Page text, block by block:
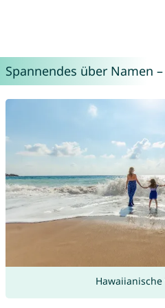
Spannendes über Namen